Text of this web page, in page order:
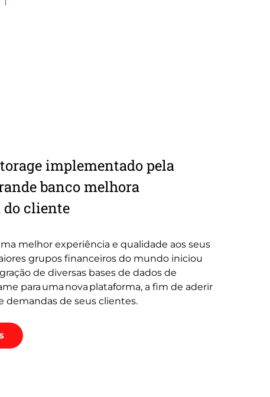
implementado pela
banco melhora
cliente
melhor experiência e qualidade aos seus
grupos financeiros do mundo iniciou
de diversas bases de dados de
para uma nova plataforma, a fim de aderir
demandas de seus clientes.